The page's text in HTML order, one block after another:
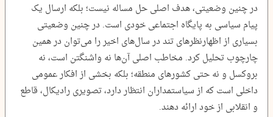
در چنین وضعیتی، هدف اصلی حل مساله نیست؛ بلکه ارسال یک
پیام سیاسی به پایگاه اجتماعی خودی است. در چنین وضعیتی
بسیاری از اظهارنظرهای تند در سال‌های اخیر را می‌توان در همین
چارچوب تحلیل کرد. مخاطب اصلی آن‌ها نه واشنگتن است، نه
بروکسل و نه حتی کشورهای منطقه؛ بلکه بخشی از افکار عمومی
داخلی است که از سیاستمداران انتظار دارد، تصویری رادیکال، قاطع
و انقلابی از خود ارائه دهند.